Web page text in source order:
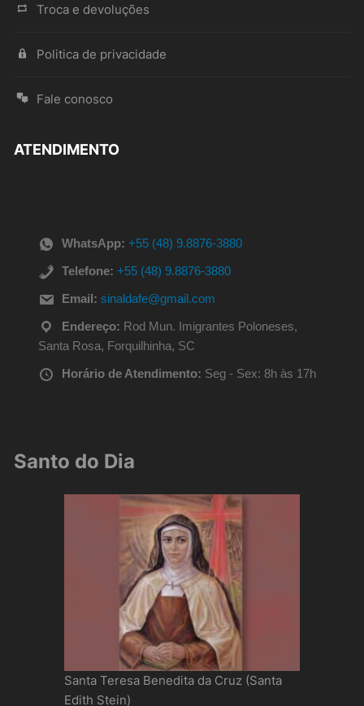
Troca e devoluções
Politica de privacidade
Fale conosco
ATENDIMENTO
WhatsApp: +55 (48) 9.8876-3880
Telefone: +55 (48) 9.8876-3880
Email: sinaldafe@gmail.com
Endereço: Rod Mun. Imigrantes Poloneses,
Santa Rosa, Forquilhinha, SC
Horário de Atendimento: Seg - Sex: 8h às 17h
Santo do Dia
Santa Teresa Benedita da Cruz (Santa
Edith Stein)